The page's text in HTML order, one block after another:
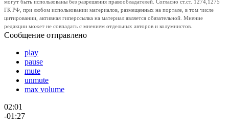
могут быть использованы без разрешения правообладателей. Согласно ст.ст. 1274,1275
ГК РФ, при любом использовании материалов, размещенных на портале, в том числе
цитировании, активная гиперссылка на материал является обязательной. Мнение
редакции может не совпадать с мнением отдельных авторов и колумнистов.
Сообщение отправлено
play
pause
mute
unmute
max volume
02:01
-01:27